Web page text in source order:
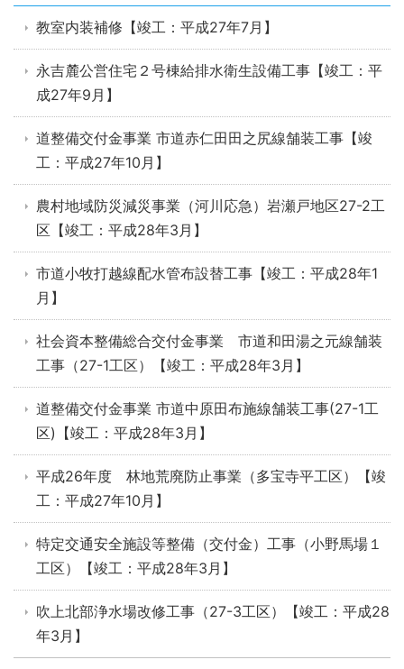
教室内装補修【竣工：平成27年7月】
永吉麓公営住宅２号棟給排水衛生設備工事【竣工：平
成27年9月】
道整備交付金事業 市道赤仁田田之尻線舗装工事【竣
工：平成27年10月】
農村地域防災減災事業（河川応急）岩瀬戸地区27-2工
区【竣工：平成28年3月】
市道小牧打越線配水管布設替工事【竣工：平成28年1
月】
社会資本整備総合交付金事業 市道和田湯之元線舗装
工事（27-1工区）【竣工：平成28年3月】
道整備交付金事業 市道中原田布施線舗装工事(27-1工
区)【竣工：平成28年3月】
平成26年度 林地荒廃防止事業（多宝寺平工区）【竣
工：平成27年10月】
特定交通安全施設等整備（交付金）工事（小野馬場１
工区）【竣工：平成28年3月】
吹上北部浄水場改修工事（27-3工区）【竣工：平成28
年3月】